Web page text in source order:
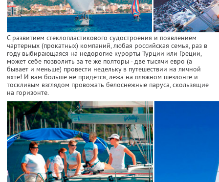
С развитием стеклопластикового судостроения и появлением
чартерных (прокатных) компаний, любая российская семья, раз в
году выбирающаяся на недорогие курорты Турции или Греции,
может себе позволить за те же полторы - две тысячи евро (а
бывает и меньше) провести недельку в путешествии на личной
яхте! И вам больше не придется, лежа на пляжном шезлонге и
тоскливым взглядом провожать белоснежные паруса, скользящие
на горизонте.